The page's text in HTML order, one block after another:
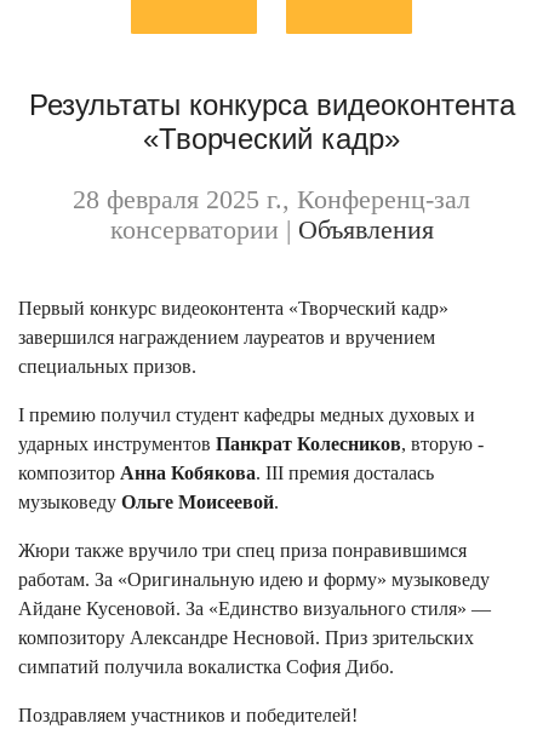
Результаты конкурса видеоконтента
«Творческий кадр»
28 февраля 2025 г., Конференц-зал
консерватории | Объявления
Первый конкурс видеоконтента «Творческий кадр»
завершился награждением лауреатов и вручением
специальных призов.
I премию получил студент кафедры медных духовых и
ударных инструментов Панкрат Колесников, вторую -
композитор Анна Кобякова. III премия досталась
музыковеду Ольге Моисеевой.
Жюри также вручило три спец приза понравившимся
работам. За «Оригинальную идею и форму» музыковеду
Айдане Кусеновой. За «Единство визуального стиля» —
композитору Александре Несновой. Приз зрительских
симпатий получила вокалистка София Дибо.
Поздравляем участников и победителей!